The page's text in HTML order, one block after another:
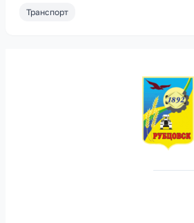
Транспорт